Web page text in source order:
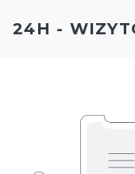
24H -